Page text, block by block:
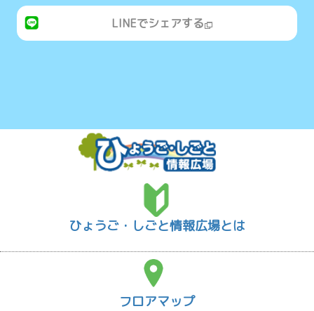
LINEでシェアする
ひょうご・しごと情報広場とは
フロアマップ